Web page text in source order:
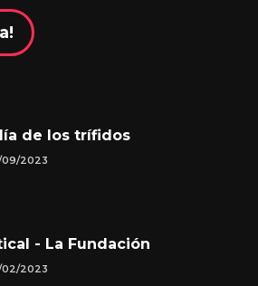
de los trífidos
09/2023
- La Fundación
02/2023